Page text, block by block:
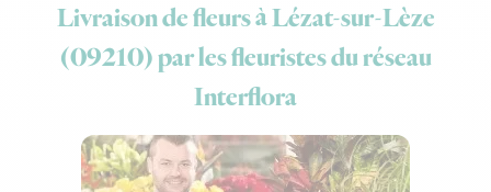
Livraison de fleurs à Lézat-sur-Lèze
(09210) par les fleuristes du réseau
Interflora